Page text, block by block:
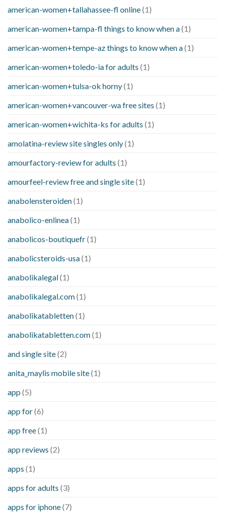
american-women+tallahassee-fl online(1)
american-women+tampa-fl things to know when a(1)
american-women+tempe-az things to know when a(1)
american-women+toledo-ia for adults (1)
american-women+tulsa-ok horny(1)
american-women+vancouver-wa free sites (1)
american-women+wichita-ks for adults (1)
amolatina-review site singles only(1)
amourfactory-review for adults (1)
amourfeel-review free and single site(1)
anabolensteroiden(1)
anabolico-enlinea(1)
anabolicos-boutiquefr(1)
anabolicsteroids-usa(1)
anabolikalegal(1)
anabolikalegal.com(1)
anabolikatabletten(1)
anabolikatabletten.com(1)
and single site(2)
anita_maylis mobile site(1)
app (5)
app for(6)
app free(1)
app reviews (2)
apps (1)
apps for adults (3)
apps for iphone(7)